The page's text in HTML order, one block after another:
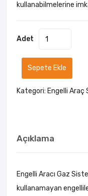
kullanabilmelerine
Adet
Sepete Ekle
Kategori: Engelli Araç
Açıklama
Engelli Aracı Gaz
kullanamayan